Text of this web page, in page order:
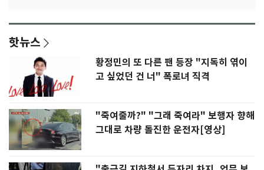
핫뉴스
황정민의 또 다른 팬 등장 "지독히 엮이
고 싶었던 건 너" 폭로녀 직격
"죽여줄까?" "그래 죽여라" 보행자 향해
그대로 차량 돌진한 운전자[영상]